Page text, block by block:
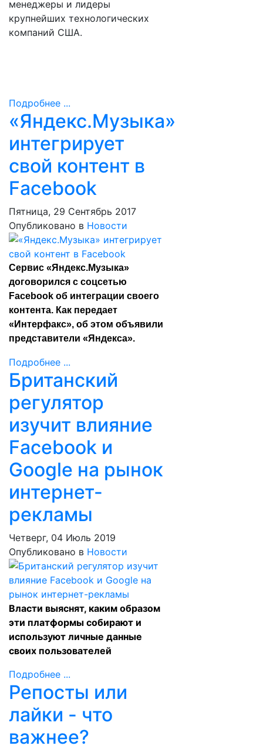
менеджеры и лидеры
крупнейших технологических
компаний США.
Подробнее ...
«Яндекс.Музыка»
интегрирует
свой контент в
Facebook
Пятница, 29 Сентябрь 2017
Опубликовано в Новости
Сервис «Яндекс.Музыка»
договорился с соцсетью
Facebook об интеграции своего
контента. Как передает
« Интерфакс», об этом объявили
представители «Яндекса».
Подробнее ...
Британский
регулятор
изучит влияние
Facebook и
Google на рынок
интернет-
рекламы
Четверг, 04 Июль 2019
Опубликовано в Новости
Власти выяснят, каким образом
эти платформы собирают и
используют личные данные
своих пользователей
Подробнее ...
Репосты или
лайки - что
важнее?